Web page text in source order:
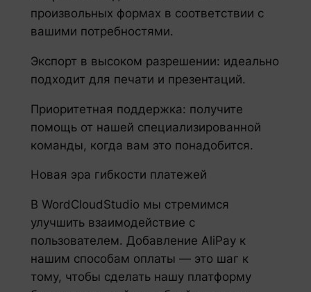
произвольных формах в соответствии с
вашими потребностями.
Экспорт в высоком разрешении: идеально
подходит для печати и презентаций.
Приоритетная поддержка: получите
помощь от нашей специализированной
команды, когда вам это понадобится.
Новая эра гибкости платежей
В WordCloudStudio мы стремимся
улучшить взаимодействие с
пользователем. Добавление AliPay к
нашим способам оплаты — это шаг к
тому, чтобы сделать нашу платформу